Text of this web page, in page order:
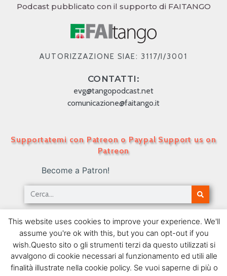
Podcast pubblicato con il supporto di FAITANGO
AUTORIZZAZIONE SIAE: 3117/I/3001
CONTATTI:
evg@tangopodcast.net
comunicazione@faitango.it
Supportatemi con Patreon o Paypal Support us on
Patreon
Become a Patron!
Tango Podcast in Italiano – Numero 87 – Alberto
Castillo e i milongueros
26/07/2010
SEGUIMI SU FACEBOOK
This website uses cookies to improve your experience. We'll
assume you're ok with this, but you can opt-out if you
wish.Questo sito o gli strumenti terzi da questo utilizzati si
avvalgono di cookie necessari al funzionamento ed utili alle
finalità illustrate nella cookie policy. Se vuoi saperne di più o